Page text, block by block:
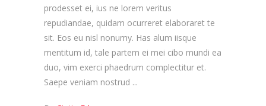
prodesset ei, ius ne lorem veritus
repudiandae, quidam ocurreret elaboraret te
sit. Eos eu nisl nonumy. Has alum iisque
mentitum id, tale partem ei mei cibo mundi ea
duo, vim exerci phaedrum complectitur et.
Saepe veniam nostrud